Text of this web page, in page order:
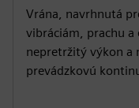
Vrána, navrhnutá
vibráciám, prachu
nepretržitý výkon a
prevádzkovú